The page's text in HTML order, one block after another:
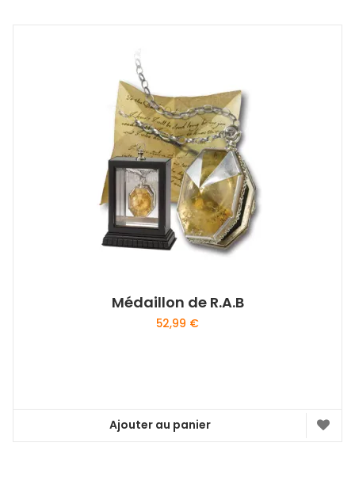
Médaillon de R.A.B
52,99 €
Ajouter au panier